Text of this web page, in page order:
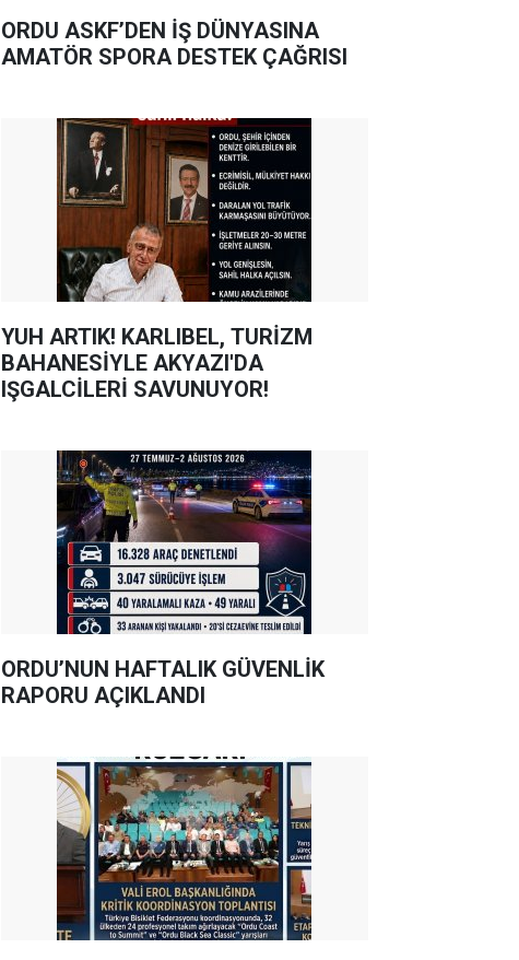
ORDU ASKF’DEN İŞ DÜNYASINA
AMATÖR SPORA DESTEK ÇAĞRISI
YUH ARTIK! KARLIBEL, TURİZM
BAHANESİYLE AKYAZI'DA
IŞGALCİLERİ SAVUNUYOR!
ORDU’NUN HAFTALIK GÜVENLİK
RAPORU AÇIKLANDI